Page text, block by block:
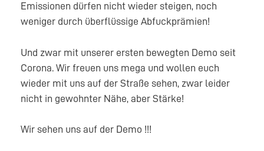
Emissionen dürfen nicht wieder steigen, noch
weniger durch überflüssige Abfuckprämien!
Und zwar mit unserer ersten bewegten Demo seit
Corona. Wir freuen uns mega und wollen euch
wieder mit uns auf der Straße sehen, zwar leider
nicht in gewohnter Nähe, aber Stärke!
Wir sehen uns auf der Demo !!!